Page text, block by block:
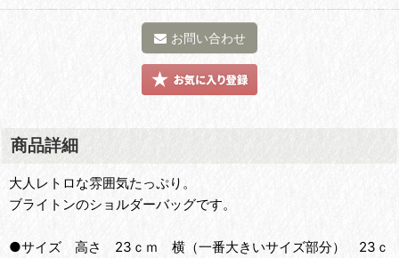
お問い合わせ
商品詳細
大人レトロな雰囲気たっぷり。
ブライトンのショルダーバッグです。
●サイズ 高さ 23ｃｍ 横（一番大きいサイズ部分） 23ｃ